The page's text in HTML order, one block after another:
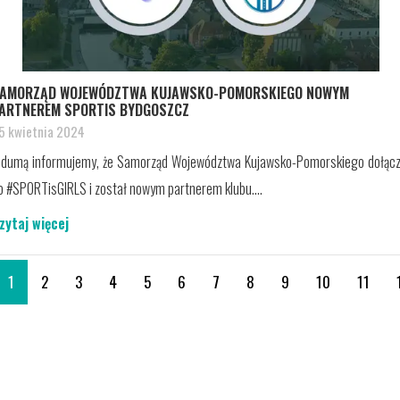
WOJEWÓDZTWA KUJAWSKO-POMORSKIEGO NOWYM
SPORTIS BYDGOSZCZ
kwietnia 2024
informujemy, że Samorząd Województwa Kujawsko-Pomorskiego
#SPORTisGIRLS i został nowym partnerem klubu....
więcej
1 2 3 4 5 6 7 8 9 10 11